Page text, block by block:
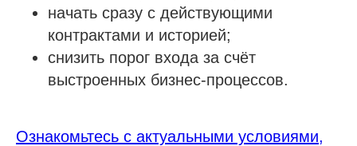
начать сразу с действующими
контрактами и историей;
снизить порог входа за счёт
выстроенных бизнес-процессов.
Ознакомьтесь с актуальными условиями,